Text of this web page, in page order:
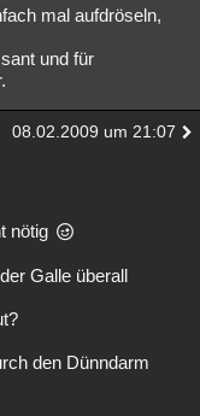
mal aufdröseln,
und für
08.02.2009 um 21:07
nötig
Galle überall
den Dünndarm